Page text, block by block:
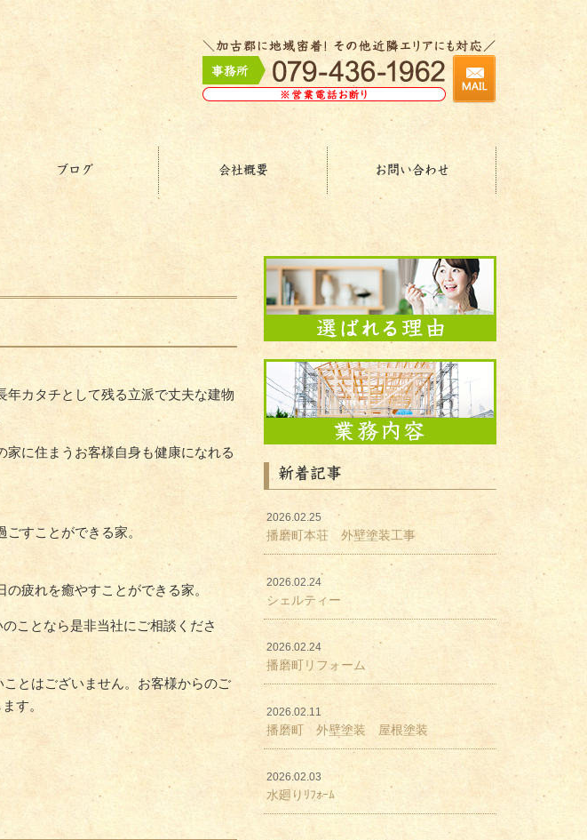
ブログ 会社概要 お問い合わせ
年カタチとして残る立派で丈夫な建物
家に住まうお客様自身も健康になれる
すことができる家。
疲れを癒やすことができる家。
ことなら是非当社にご相談くださ
とはございません。お客様からのご
す。
新着記事
2026.02.25
播磨町本荘 外壁塗装工事
2026.02.24
シェルティー
2026.02.24
播磨町リフォーム
2026.02.11
播磨町 外壁塗装 屋根塗装
2026.02.03
水廻りﾘﾌｫｰﾑ